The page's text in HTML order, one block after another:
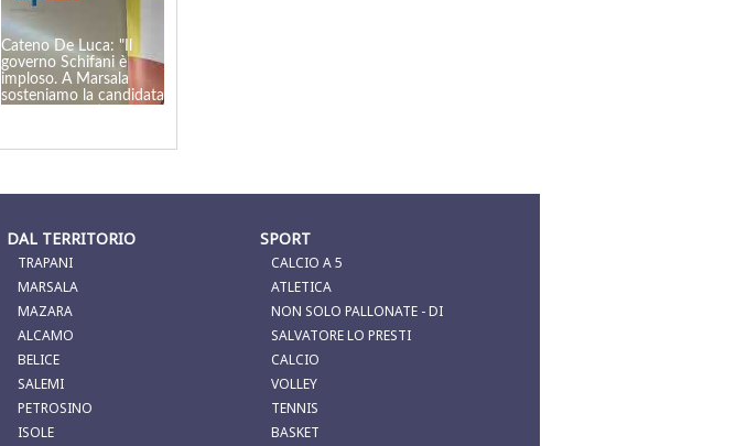
Cateno De Luca: "Il
governo Schifani è
imploso. A Marsala
sosteniamo la candidata
DAL TERRITORIO
TRAPANI
MARSALA
MAZARA
ALCAMO
BELICE
SALEMI
PETROSINO
ISOLE
SPORT
CALCIO A 5
ATLETICA
NON SOLO PALLONATE - DI
SALVATORE LO PRESTI
CALCIO
VOLLEY
TENNIS
BASKET